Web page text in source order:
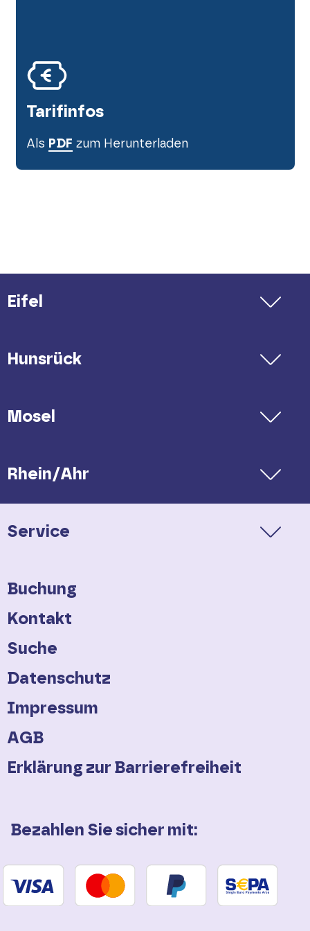
Tarifinfos
Als PDF zum Herunterladen
Eifel
Hunsrück
Mosel
Rhein/Ahr
Service
Buchung
Kontakt
Suche
Datenschutz
Impressum
AGB
Erklärung zur Barrierefreiheit
Bezahlen Sie sicher mit: